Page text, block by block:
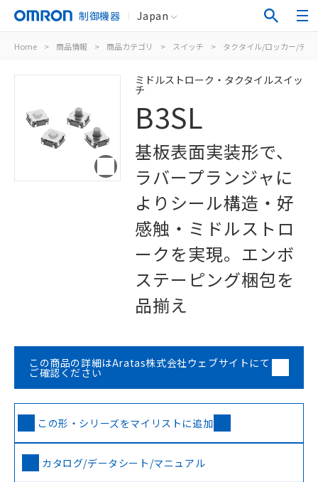
制御機器 Japan
Home > 商品情報 > 商品カテゴリ > スイッチ > タクタイル/ロッカー/ディ
ミドルストローク・タクタイルスイッ
チ
B3SL
基板表面実装形で、
ラバープランジャに
よりシール構造・好
感触・ミドルストロ
ークを実現。エンボ
ステーピング梱包を
品揃え
この商品の詳細はAratas株式会社ウェブサイトにて
ご確認ください
この形・シリーズをマイリストに追加
カタログ/データシート/マニュアル